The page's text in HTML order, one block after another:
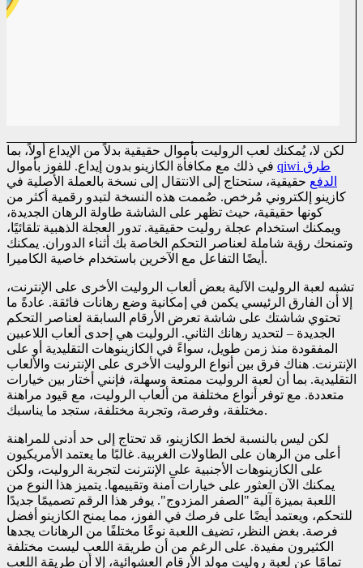
لكن لا، يُمكنك لعب الروليت بأموال حقيقية بدلاً من الإيداع أولاً، بما
qiwi طرق
الدفع حقيقية، ستحتاج إلى الانتقال إلى نسخة بالعملة الأصلية في
كازينو إلكتروني مُرخص. صُممت هذه النسخة لتبدو رقمية أكثر من
كونها حقيقية، حيث تظهر على الشاشة طاولة الرهان الجديدة،
ويمكنك استخدام عجلة روليت حقيقية. تدور العجلة الذهبية تلقائيًا،
وتمنحك رؤية شاملة لعناصر التحكم الخاصة بك أثناء الدوران. يمكنك
أيضًا التفاعل مع الآخرين باستخدام خاصية الكاميرا.
تشبه لعبة الروليت الآلية بعض ألعاب الروليت الأخرى على الإنترنت،
إلا أن الفارق الرئيسي يكمن في إمكانية وضع رهانات فائقة. عادةً ما
تحتوي شاشتك على شاشة تعرض الأرقام السابقة لعناصر التحكم
الجديدة – لتحديد رهانك الثاني. الروليت هي إحدى ألعاب اللاعبين
المفقودة منذ زمن طويل، سواءً في الكازينوهات التقليدية أو على
الإنترنت. هناك فرق بين أنواع الروليت الأخرى على الإنترنت والألعاب
التقليدية. بما أن لعبة الروليت ممتعة وسهلة، فإنني أختار بين خيارات
متعددة. مع توفر أنواع مختلفة من ألعاب الروليت، مع قيود مراهنة
مختلفة، وفرصة، وتجربة مختلفة، ستجد ما يناسبك.
لكن ليس بالنسبة لخط الكازينو، قد تحتاج إلى حد أدنى للمراهنة
أعلى من الرهان على الطاولات الغربية. غالبًا ما يعتمد الأمريكيون
على الكازينوهات الأجنبية على الإنترنت لتجربة الروليت، ولكن
يمكنك الآن العثور على خيارات آمنة وتقييمها. يتميز هذا النوع من
اللعبة بميزة آلية "الصفر المزدوج". يوفر هذا الرقم تصميمًا جديدًا
للتحكم، ويعتمد أيضًا على فرصك في الفوز، مما يمنح الكازينو أفضل
فرصة. بغض النظر، تضيف اللعبة نوعًا مختلفًا من الرهانات يجدها
الكثيرون مفيدة. على الرغم من أن طريقة اللعب ليست مختلفة
تمامًا عن لعبة روليت مولد الأرقام العشوائية، إلا أن طريقة اللعب